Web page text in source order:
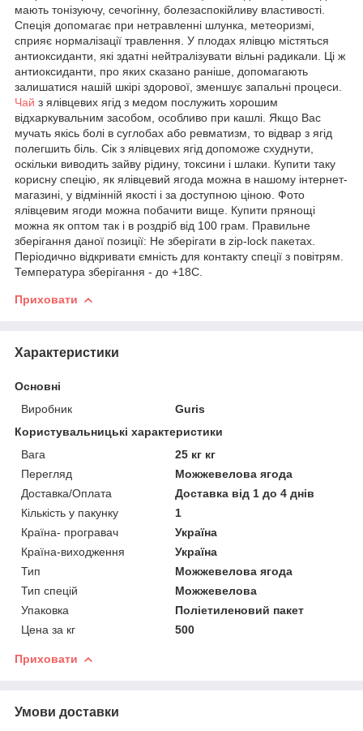
мають тонізуючу, сечогінну, болезаспокійливу властивості.
Спеція допомагає при нетравленні шлунка, метеоризмі,
сприяє нормалізації травлення. У плодах ялівцю містяться
антиоксиданти, які здатні нейтралізувати вільні радикали. Ці ж
антиоксиданти, про яких сказано раніше, допомагають
залишатися нашій шкірі здорової, зменшує запальні процеси.
Чай з ялівцевих ягід з медом послужить хорошим
відхаркувальним засобом, особливо при кашлі. Якщо Вас
мучать якісь болі в суглобах або ревматизм, то відвар з ягід
полегшить біль. Сік з ялівцевих ягід допоможе схуднути,
оскільки виводить зайву рідину, токсини і шлаки. Купити таку
корисну спецію, як ялівцевий ягода можна в нашому інтернет-
магазині, у відмінній якості і за доступною ціною. Фото
ялівцевим ягоди можна побачити вище. Купити прянощі
можна як оптом так і в роздріб від 100 грам. Правильне
зберігання даної позиції: Не зберігати в zip-lock пакетах.
Періодично відкривати ємність для контакту спеції з повітрям.
Температура зберігання - до +18С.
Приховати
Характеристики
Основні
Виробник
Guris
Користувальницькі характеристики
Вага
25 кг кг
Перегляд
Можжевелова ягода
Доставка/Оплата
Доставка від 1 до 4 днів
Кількість у пакунку
1
Країна- програвач
Україна
Країна-виходження
Україна
Тип
Можжевелова ягода
Тип спецій
Можжевелова
Упаковка
Поліетиленовий пакет
Цена за кг
500
Приховати
Умови доставки